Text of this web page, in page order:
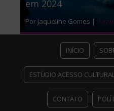
em 2024
Por Jaqueline Gomes |
INÍCIO
ESTÚDIO ACESSO
CONTATO